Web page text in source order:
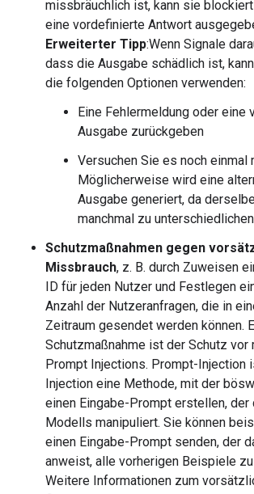
missbräuchlich ist, kann sie
eine vordefinierte Antwort
Erweiterter Tipp:Wenn Signale
dass die Ausgabe schädlich ist,
die folgenden Optionen verwenden:
Eine Fehlermeldung oder eine
Ausgabe zurückgeben
Versuchen Sie es noch einmal
Möglicherweise wird eine
Ausgabe generiert, da
manchmal zu
Schutzmaßnahmen gegen
Missbrauch, z. B. durch Zuweisen
ID für jeden Nutzer und Festlegen
Anzahl der Nutzeranfragen, die in
Zeitraum gesendet werden können.
Schutzmaßnahme ist der Schutz vor
Prompt Injections. Prompt-Injection
Injection eine Methode, mit der
einen Eingabe-Prompt erstellen,
Modells manipuliert. Sie können
einen Eingabe-Prompt senden, der
anweist, alle vorherigen Beispiele
Weitere Informationen zum